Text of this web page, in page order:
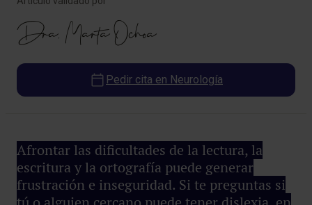
Afrontar las dificultades de la lectura, la
escritura y la ortografía puede generar
frustración e inseguridad. Si te preguntas si
Dra. Marta Ochoa
Pedir cita en Neurología